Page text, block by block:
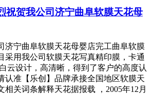
祝贺我公司济宁曲阜软膜天花母
济宁曲阜软膜天花母婴店完工曲阜软膜
采用我公司软膜天花写真精印膜，卡通
云设计，高清晰，得到了客户的高度认
认准【乐创】品牌承接全国地区软膜天
相关词条解释天花据报载 ，2005年12月